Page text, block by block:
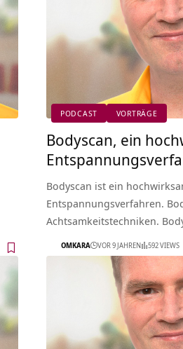
PODCAST VORTRÄGE
Bodyscan, ein
Bodyscan ist ein
Entspannungsverfahren.
Achtsamkeitstechniken.
OMKARA VOR 9 JAHREN 592 VIEWS